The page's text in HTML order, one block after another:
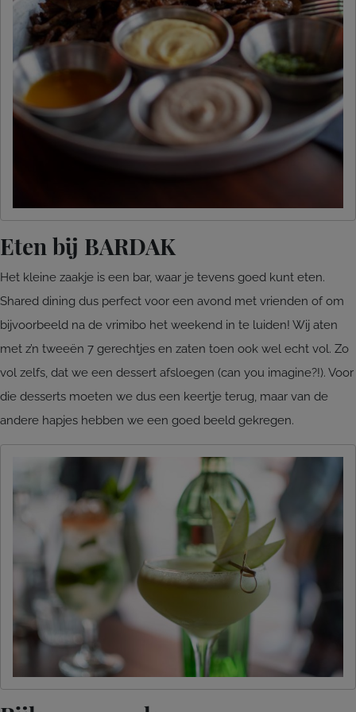
Eten bij BARDAK
Het kleine zaakje is een bar, waar je tevens goed kunt eten.
Shared dining dus perfect voor een avond met vrienden of om
bijvoorbeeld na de vrimibo het weekend in te luiden! Wij aten
met z’n tweeën 7 gerechtjes en zaten toen ook wel echt vol. Zo
vol zelfs, dat we een dessert afsloegen (can you imagine?!). Voor
die desserts moeten we dus een keertje terug, maar van de
andere hapjes hebben we een goed beeld gekregen.